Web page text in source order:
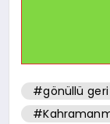
#gönüllü